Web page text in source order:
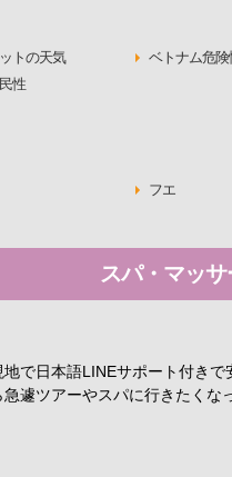
トの天気 ベトナム危険
性
フエ
スパ・マッ
地で日本語LINEサポート付きで
急遽ツアーやスパに行きたくな